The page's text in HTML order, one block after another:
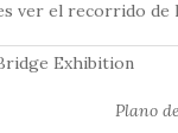
ver el recorrido de
Plano